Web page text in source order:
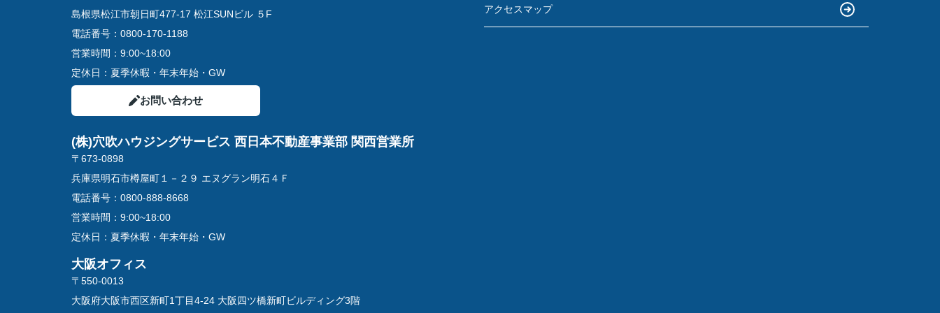
島根県松江市朝日町477-17 松江SUNビル ５F
電話番号： 0800-170-1188
営業時間： 9:00~18:00
定休日： 夏季休暇・年末年始・GW
お問い合わせ
(株)穴吹ハウジングサービス 西日本不動産事業部 関西営業所
〒673-0898
兵庫県明石市樽屋町１－２９ エヌグラン明石４Ｆ
電話番号： 0800-888-8668
営業時間： 9:00~18:00
定休日： 夏季休暇・年末年始・GW
大阪オフィス
〒550-0013
大阪府大阪市西区新町1丁目4-24 大阪四ツ橋新町ビルディング3階
アクセスマップ